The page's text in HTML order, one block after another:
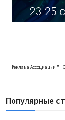
Реклама Ассоциации
Популярные